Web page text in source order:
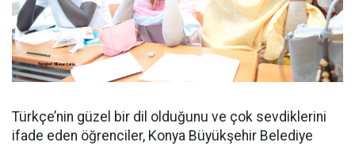
Türkçe’nin güzel bir dil olduğunu ve çok sevdiklerini
ifade eden öğrenciler, Konya Büyükşehir Belediye